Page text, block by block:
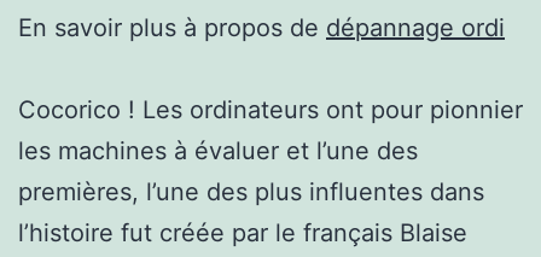
En savoir plus à propos de dépannage ordi
Cocorico ! Les ordinateurs ont pour pionnier
les machines à évaluer et l’une des
premières, l’une des plus influentes dans
l’histoire fut créée par le français Blaise